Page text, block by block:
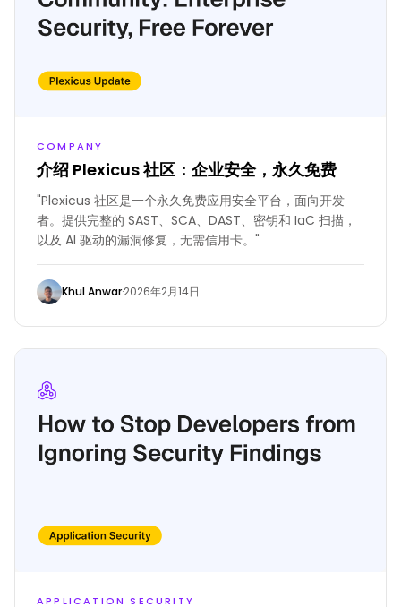
COMPANY
介绍 Plexicus 社区：企业安全，永久免费
"Plexicus 社区是一个永久免费应用安全平台，面向开发
者。提供完整的 SAST、SCA、DAST、密钥和 IaC 扫描，
以及 AI 驱动的漏洞修复，无需信用卡。"
Khul Anwar·2026年2月14日
APPLICATION SECURITY